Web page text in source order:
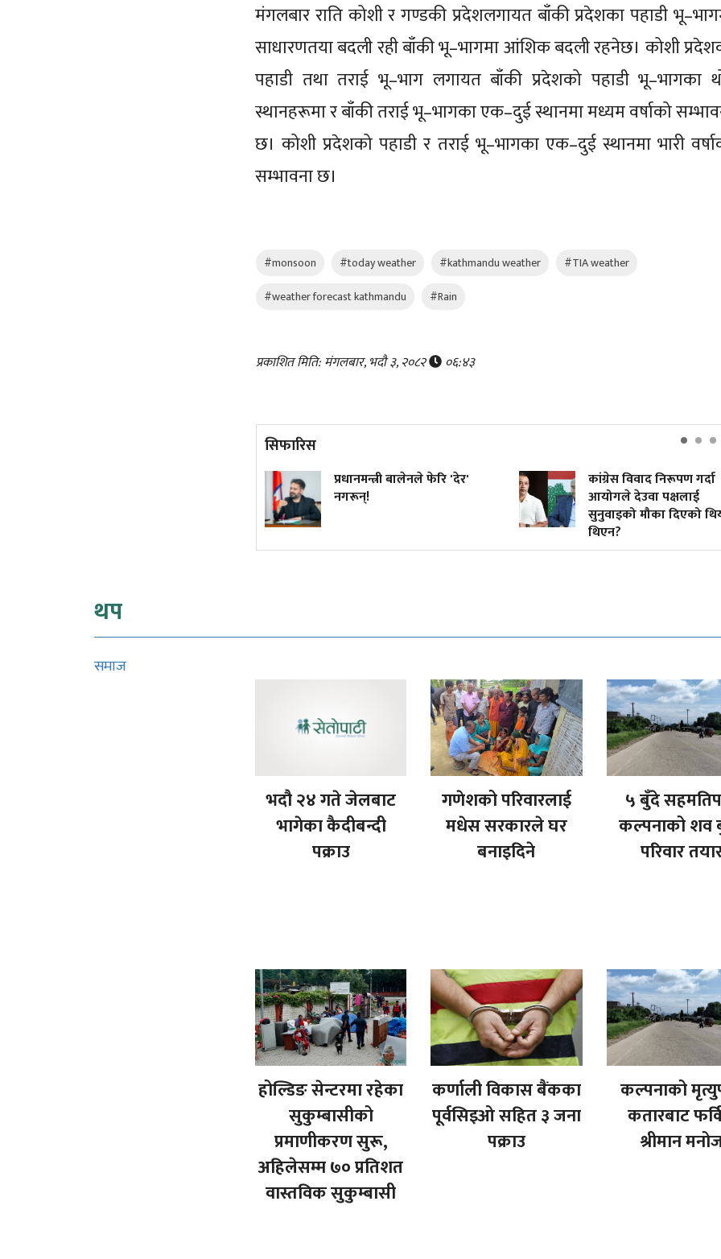
मंगलबार राति कोशी र गण्डकी प्रदेशलगायत बाँकी प्रदेशका पहाडी
साधारणतया बदली रही बाँकी भू–भागमा आंशिक बदली रहनेछ। कोशी
पहाडी तथा तराई भू–भाग लगायत बाँकी प्रदेशको पहाडी भू–भागका
स्थानहरूमा र बाँकी तराई भू–भागका एक–दुई स्थानमा मध्यम वर्षाको
छ। कोशी प्रदेशको पहाडी र तराई भू–भागका एक–दुई स्थानमा भारी
सम्भावना छ।
#monsoon #today weather #kathmandu weather
#TIA weather
#weather forecast kathmandu
#Rain
प्रकाशित मिति: मंगलबार, भदौ ३, २०८२ ०६:४३
सिफारिस
प्रधानमन्त्री बालेनले फेरि 'देर'
नगरून्!
कांग्रेस विवाद निरूपण गर्दा
आयोगले देउवा पक्षलाई
सुनुवाइको मौका दिएको
थिएन?
थप
समाज
भदौ २४ गते जेलबाट
भागेका कैदीबन्दी
पक्राउ
गणेशको परिवारलाई
मधेस सरकारले घर
बनाइदिने
५ बुँदे
कल्पनाको शव
परिवार
होल्डिङ सेन्टरमा रहेका
सुकुम्बासीको
प्रमाणीकरण सुरू,
अहिलेसम्म ७० प्रतिशत
वास्तविक सुकुम्बासी
कर्णाली विकास बैंकका
पूर्वसिइओ सहित ३ जना
पक्राउ
कल्पनाको
कतारबाट
श्रीमान